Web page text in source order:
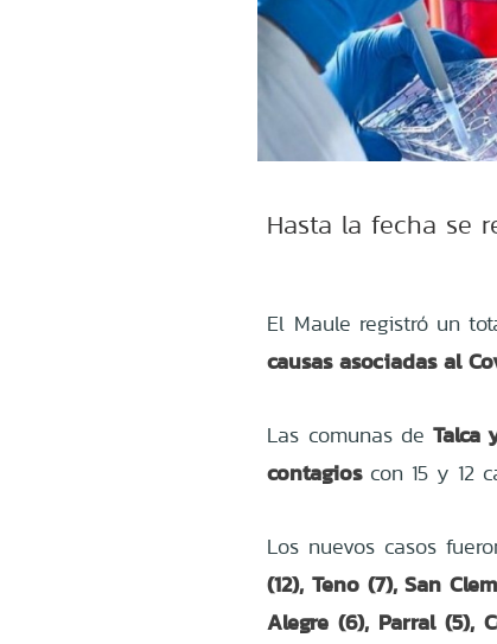
Hasta la fecha se
El Maule registró un
causas asociadas al
Las comunas deTalca
contagioscon 15 y 12
Los nuevos casos
(12), Teno (7), San
Alegre (6), Parral (5),